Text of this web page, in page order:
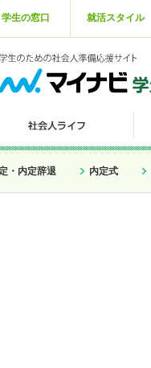
学生の窓口 就活スタイル
・内定辞退 内定式